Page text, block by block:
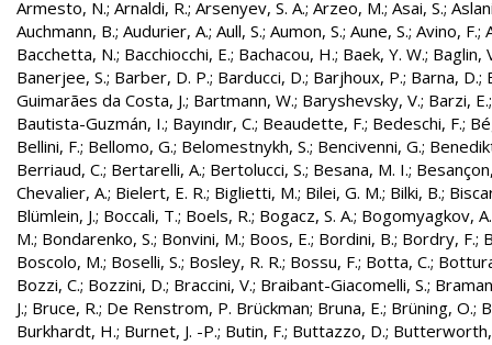
Armesto, N.; Arnaldi, R.; Arsenyev, S. A.; Arzeo, M.; Asai, S.;
Auchmann, B.; Audurier, A.; Aull, S.; Aumon, S.; Aune, S.; Avino, F.;
Bacchetta, N.; Bacchiocchi, E.; Bachacou, H.; Baek, Y. W.; Baglin,
Banerjee, S.; Barber, D. P.; Barducci, D.; Barjhoux, P.; Barna, D.;
Guimarães da Costa, J.; Bartmann, W.; Baryshevsky, V.; Barzi, E.
Bautista-Guzmán, I.; Bayındır, C.; Beaudette, F.; Bedeschi, F.;
Bellini, F.; Bellomo, G.; Belomestnykh, S.; Bencivenni, G.;
Berriaud, C.; Bertarelli, A.; Bertolucci, S.; Besana, M. I.;
Chevalier, A.; Bielert, E. R.; Biglietti, M.; Bilei, G. M.; Bilki, B.;
Blümlein, J.; Boccali, T.; Boels, R.; Bogacz, S. A.; Bogomyagkov, A.
M.; Bondarenko, S.; Bonvini, M.; Boos, E.; Bordini, B.; Bordry, F.;
Boscolo, M.; Boselli, S.; Bosley, R. R.; Bossu, F.; Botta, C.;
Bozzi, C.; Bozzini, D.; Braccini, V.; Braibant-Giacomelli, S.;
J.; Bruce, R.; De Renstrom, P. Brückman; Bruna, E.; Brüning, O.;
Burkhardt, H.; Burnet, J. -P.; Butin, F.; Buttazzo, D.;